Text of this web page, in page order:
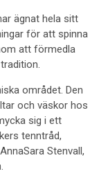
ägnat hela sitt
för att spinna
att förmedla
området. Den
och väskor hos
sig i ett
tenntråd,
Stenvall,